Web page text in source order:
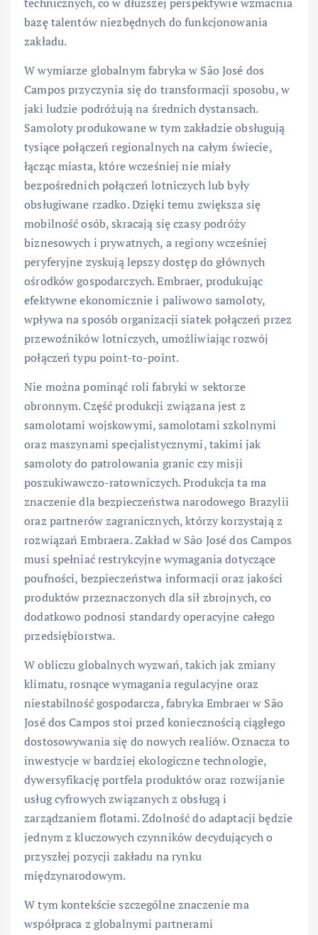
bazę talentów niezbędnych do funkcjonowania
zakładu.
W wymiarze globalnym fabryka w São José dos
Campos przyczynia się do transformacji sposobu, w
jaki ludzie podróżują na średnich dystansach.
Samoloty produkowane w tym zakładzie obsługują
tysiące połączeń regionalnych na całym świecie,
łącząc miasta, które wcześniej nie miały
bezpośrednich połączeń lotniczych lub były
obsługiwane rzadko. Dzięki temu zwiększa się
mobilność osób, skracają się czasy podróży
biznesowych i prywatnych, a regiony wcześniej
peryferyjne zyskują lepszy dostęp do głównych
ośrodków gospodarczych. Embraer, produkując
efektywne ekonomicznie i paliwowo samoloty,
wpływa na sposób organizacji siatek połączeń przez
przewoźników lotniczych, umożliwiając rozwój
połączeń typu point-to-point.
Nie można pominąć roli fabryki w sektorze
obronnym. Część produkcji związana jest z
samolotami wojskowymi, samolotami szkolnymi
oraz maszynami specjalistycznymi, takimi jak
samoloty do patrolowania granic czy misji
poszukiwawczo-ratowniczych. Produkcja ta ma
znaczenie dla bezpieczeństwa narodowego Brazylii
oraz partnerów zagranicznych, którzy korzystają z
rozwiązań Embraera. Zakład w São José dos Campos
musi spełniać restrykcyjne wymagania dotyczące
poufności, bezpieczeństwa informacji oraz jakości
produktów przeznaczonych dla sił zbrojnych, co
dodatkowo podnosi standardy operacyjne całego
przedsiębiorstwa.
W obliczu globalnych wyzwań, takich jak zmiany
klimatu, rosnące wymagania regulacyjne oraz
niestabilność gospodarcza, fabryka Embraer w São
José dos Campos stoi przed koniecznością ciągłego
dostosowywania się do nowych realiów. Oznacza to
inwestycje w bardziej ekologiczne technologie,
dywersyfikację portfela produktów oraz rozwijanie
usług cyfrowych związanych z obsługą i
zarządzaniem flotami. Zdolność do adaptacji będzie
jednym z kluczowych czynników decydujących o
przyszłej pozycji zakładu na rynku
międzynarodowym.
W tym kontekście szczególne znaczenie ma
współpraca z globalnymi partnerami